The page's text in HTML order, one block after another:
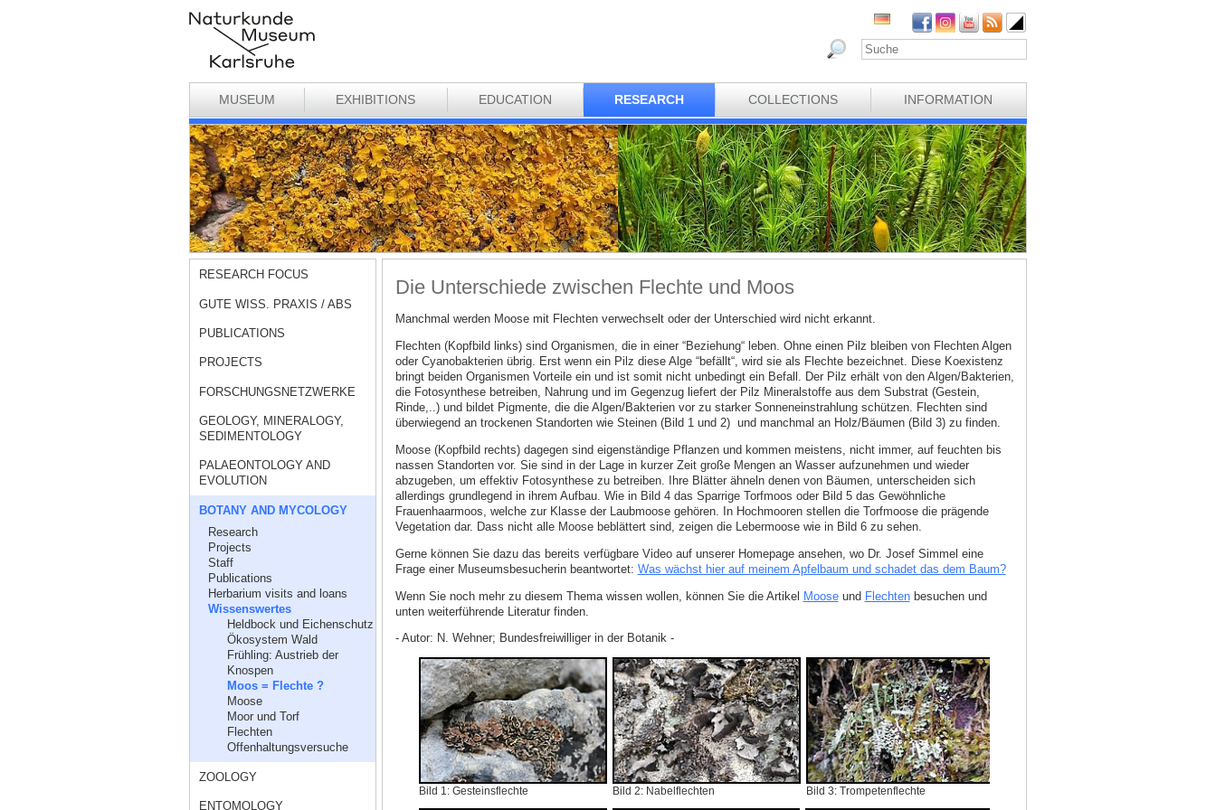
MUSEUM EXHIBITIONS EDUCATION RESEARCH COLLECTIONS INFORMATION
RESEARCH FOCUS
GUTE WISS. PRAXIS / ABS
PUBLICATIONS
PROJECTS
FORSCHUNGSNETZWERKE
GEOLOGY, MINERALOGY,
SEDIMENTOLOGY
PALAEONTOLOGY AND
EVOLUTION
BOTANY AND MYCOLOGY
Research
Projects
Staff
Publications
Herbarium visits and loans
Wissenswertes
Heldbock und Eichenschutz
Ökosystem Wald
Frühling: Austrieb der
Knospen
Moos = Flechte ?
Moose
Moor und Torf
Flechten
Offenhaltungsversuche
ZOOLOGY
ENTOMOLOGY
Die Unterschiede zwischen Flechte und Moos
Manchmal werden Moose mit Flechten verwechselt oder der Unterschied wird nicht erkannt.
Flechten (Kopfbild links) sind Organismen, die in einer “Beziehung“ leben. Ohne einen Pilz bleiben von Flechten Algen
oder Cyanobakterien übrig. Erst wenn ein Pilz diese Alge “befällt“, wird sie als Flechte bezeichnet. Diese Koexistenz
bringt beiden Organismen Vorteile ein und ist somit nicht unbedingt ein Befall. Der Pilz erhält von den Algen/Bakterien,
die Fotosynthese betreiben, Nahrung und im Gegenzug liefert der Pilz Mineralstoffe aus dem Substrat (Gestein,
Rinde,..) und bildet Pigmente, die die Algen/Bakterien vor zu starker Sonneneinstrahlung schützen. Flechten sind
überwiegend an trockenen Standorten wie Steinen (Bild 1 und 2) und manchmal an Holz/Bäumen (Bild 3) zu finden.
Moose (Kopfbild rechts) dagegen sind eigenständige Pflanzen und kommen meistens, nicht immer, auf feuchten bis
nassen Standorten vor. Sie sind in der Lage in kurzer Zeit große Mengen an Wasser aufzunehmen und wieder
abzugeben, um effektiv Fotosynthese zu betreiben. Ihre Blätter ähneln denen von Bäumen, unterscheiden sich
allerdings grundlegend in ihrem Aufbau. Wie in Bild 4 das Sparrige Torfmoos oder Bild 5 das Gewöhnliche
Frauenhaarmoos, welche zur Klasse der Laubmoose gehören. In Hochmooren stellen die Torfmoose die prägende
Vegetation dar. Dass nicht alle Moose beblättert sind, zeigen die Lebermoose wie in Bild 6 zu sehen.
Gerne können Sie dazu das bereits verfügbare Video auf unserer Homepage ansehen, wo Dr. Josef Simmel eine
Frage einer Museumsbesucherin beantwortet: Was wächst hier auf meinem Apfelbaum und schadet das dem Baum?
Wenn Sie noch mehr zu diesem Thema wissen wollen, können Sie die Artikel Mooseund Flechtenbesuchen und
unten weiterführende Literatur finden.
- Autor: N. Wehner; Bundesfreiwilliger in der Botanik -
Bild 1: Gesteinsflechte Bild 2: Nabelflechten Bild 3: Trompetenflechte